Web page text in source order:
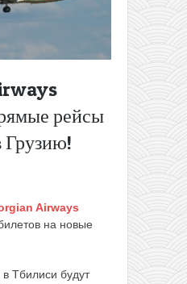
рейсы
Грузию!
Airways
на новые
Тбилиси будут
Москву
BYN в
сторону
путешествий
этой осенью